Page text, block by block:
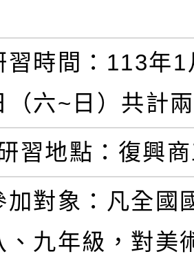
習時間：113年
（六~日）共計
習地點：復興
加對象：凡全國
、九年級，對美